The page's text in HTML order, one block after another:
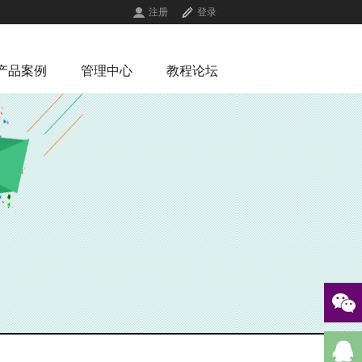
注册 登录
品案例 管理中心 教程论坛